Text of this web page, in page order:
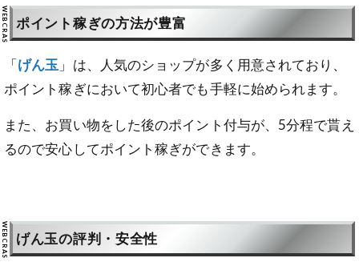
ポイント稼ぎの方法が豊富
「げん玉 」は、人気のショップが多く用意されており、
ポイント稼ぎにおいて初心者でも手軽に始められます。
また、お買い物をした後のポイント付与が、5分程で貰え
るので安心してポイント稼ぎができます。
げん玉の評判・安全性